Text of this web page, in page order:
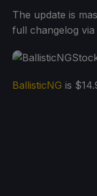
The update is
full changelog via
BallisticNG is